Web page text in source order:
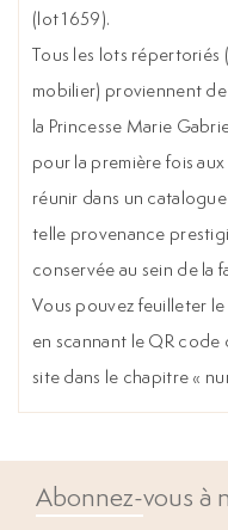
(lot 1659).
Tous les lots répertoriés
mobilier) proviennent
la Princesse Marie
pour la première fois
réunir dans un
telle provenance
conservée au sein de la
Vous pouvez feuilleter
en scannant le QR
site dans le chapitre «
Abonnez-vous à